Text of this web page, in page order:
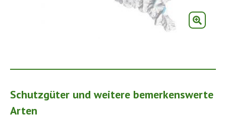
Schutzgüter und weitere bemerkenswerte
Arten